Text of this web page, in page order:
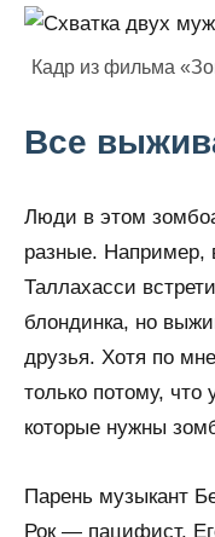
Кадр из фильма
Все
Люди в этом
разные. Например,
Таллахасси
блондинка, но
друзья. Хотя по
только потому, что
которые нужны
Парень музыкант
Рок — пацифист.